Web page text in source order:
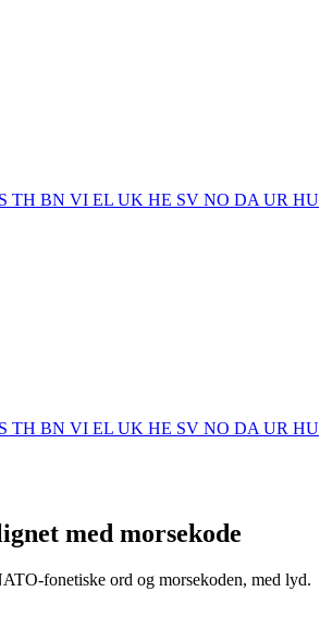
TH BN VI EL UK HE SV NO DA UR HU
TH BN VI EL UK HE SV NO DA UR HU
med morsekode
fonetiske ord og morsekoden, med lyd.